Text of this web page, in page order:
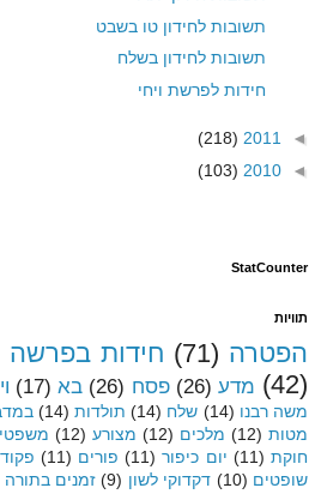
תשובות לחידון טו בשבט
תשובות לחידון בשלח
חידות לפרשת ויחי
◄
2011
(218)
◄
2010
(103)
StatCounter
תוויות
הפטרה (71) חידות בפרשה
(42) מדע (26) פסח (26) בא (17)
משה רבנו (14) שלח (14) תולדות (14)
מטות (12) מלכים (12) מצורע (12)
חוקת (11) יום כיפור (11) פורים (11)
שופטים (10) דקדוקי לשון (9) זמנים בתורה